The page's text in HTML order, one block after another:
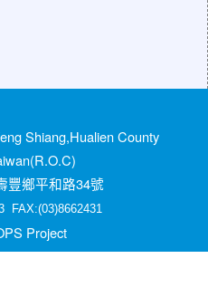
Shiang,Hualien County
豐鄉平和路34號
FAX:(03)8662431
Project